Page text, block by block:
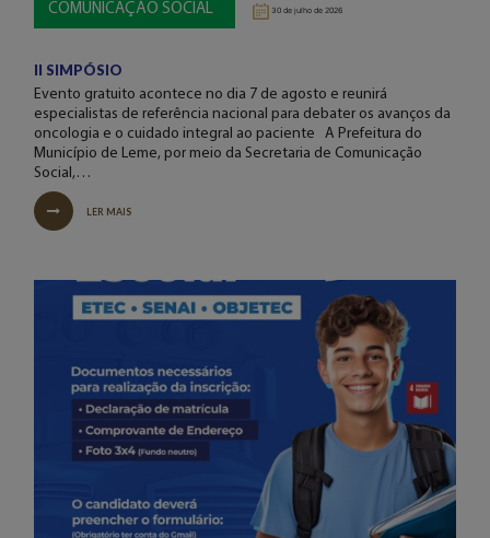
COMUNICAÇÃO SOCIAL 30 de julho de 2026
II SIMPÓSIO
Evento gratuito acontece no dia 7 de agosto e reunirá
especialistas de referência nacional para debater os avanços da
oncologia e o cuidado integral ao paciente A Prefeitura do
Município de Leme, por meio da Secretaria de Comunicação
Social,…
LER MAIS